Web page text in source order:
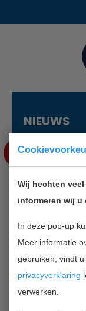
Wij hechten
informeren wij u
In deze pop-up
Meer informatie
gebruiken, vindt
privacyverklaring
verwerken.
NIEUWS
SEP
EURO
TERUG